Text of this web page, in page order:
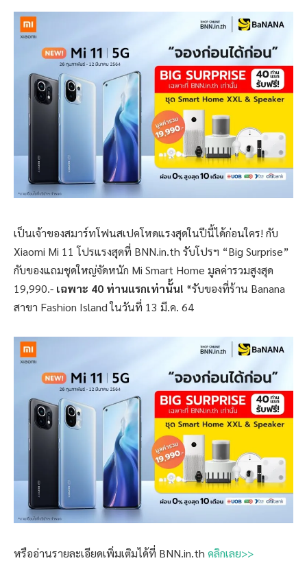
เป็นเจ้าของสมาร์ทโฟนสเปคโหดแรงสุดในปีนี้ได้ก่อนใคร! กับ
Xiaomi Mi 11 โปรแรงสุดที่ BNN.in.th รับโปรฯ “Big Surprise”
กับของแถมชุดใหญ่จัดหนัก Mi Smart Home มูลค่ารวมสูงสุด
19,990.- เฉพาะ 40 ท่านแรกเท่านั้น! *รับของที่ร้าน Banana
สาขา Fashion Island ในวันที่ 13 มี.ค. 64
หรืออ่านรายละเอียดเพิ่มเติมได้ที่ BNN.in.th คลิกเลย>>